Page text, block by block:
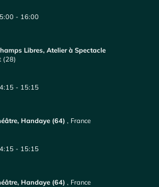
- 16:00
Libres, Atelier à Spectacle
(28)
- 15:15
Handaye (64), France
- 15:15
Handaye (64), France